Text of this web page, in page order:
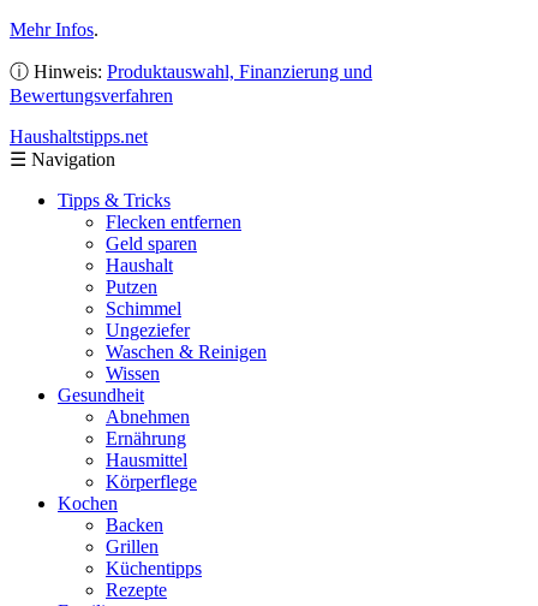
Mehr Infos.
ⓘ Hinweis: Produktauswahl, Finanzierung und
Bewertungsverfahren
Haushaltstipps.net
☰ Navigation
Tipps & Tricks
Flecken entfernen
Geld sparen
Haushalt
Putzen
Schimmel
Ungeziefer
Waschen & Reinigen
Wissen
Gesundheit
Abnehmen
Ernährung
Hausmittel
Körperflege
Kochen
Backen
Grillen
Küchentipps
Rezepte